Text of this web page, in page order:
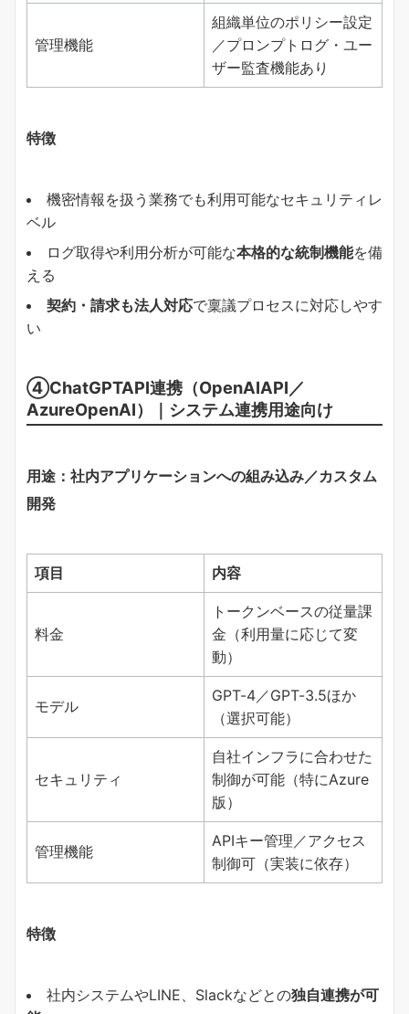
管理機能
組織単位のポリシー設定
／プロンプトログ・ユー
ザー監査機能あり
特徴
機密情報を扱う業務でも利用可能なセキュリティレ
ベル
ログ取得や利用分析が可能な本格的な統制機能を備
える
契約・請求も法人対応で稟議プロセスに対応しやす
い
④ChatGPTAPI連携（OpenAIAPI／
AzureOpenAI）｜システム連携用途向け
用途：社内アプリケーションへの組み込み／カスタム
開発
項目 内容
料金
トークンベースの従量課
金（利用量に応じて変
動）
モデル
GPT-4／GPT-3.5ほか
（選択可能）
セキュリティ
自社インフラに合わせた
制御が可能（特にAzure
版）
管理機能
APIキー管理／アクセス
制御可（実装に依存）
特徴
社内システムやLINE、Slackなどとの独自連携が可